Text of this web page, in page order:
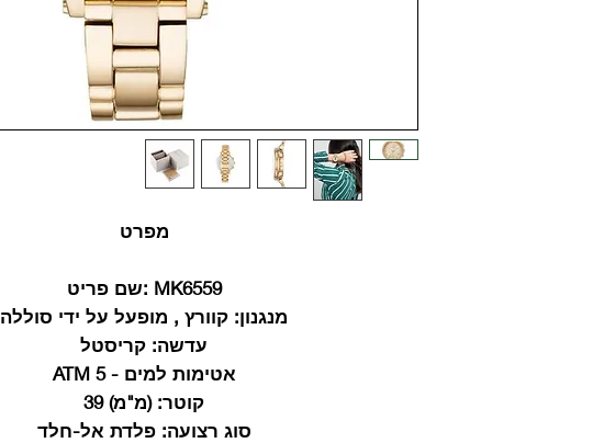
מפרט
MK6559 :שם פריט
מנגנון: קוורץ , מופעל על ידי סוללה
עדשה: קריסטל
אטימות למים - 5 ATM
קוטר: (מ"מ) 39
סוג רצועה:פלדת אל-חלד